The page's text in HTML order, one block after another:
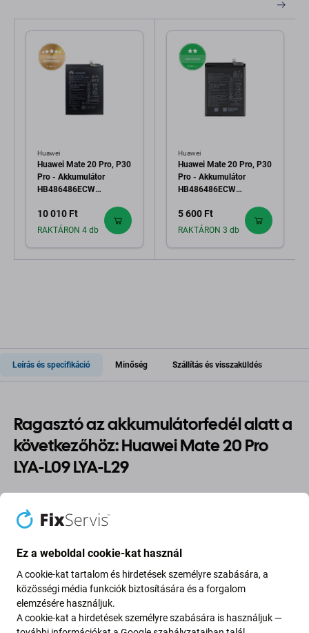
Huawei
Huawei Mate 20 Pro, P30
Pro - Akkumulátor
HB486486ECW
24022946 Genuine
Service Pack
10 010 Ft
RAKTÁRON 4 db
Huawei
Huawei Mate 20 Pro, P30
Pro - Akkumulátor
HB486486ECW
5 600 Ft
RAKTÁRON 3 db
Leírás és specifikáció Minőség Szállítás és visszaküldés
Ragasztó az akkumulátorfedél alatt a
következőhöz: Huawei Mate 20 Pro
LYA-L09 LYA-L29
Ha szétszedte Huawei Mate 20 Pro LYA-L09 LYA-L29
eszközét, ésúj ragasztóra
működőképes legyen.
Alkatrészek minősége
Minőség: Eredeti szervizcsomag– az alkatrész eredeti
Ez a weboldal cookie-kat használ
A cookie-kat tartalom és hirdetések személyre szabására, a
közösségi média funkciók biztosítására és a forgalom
elemzésére használjuk.
A cookie-kat a hirdetések személyre szabására is használjuk —